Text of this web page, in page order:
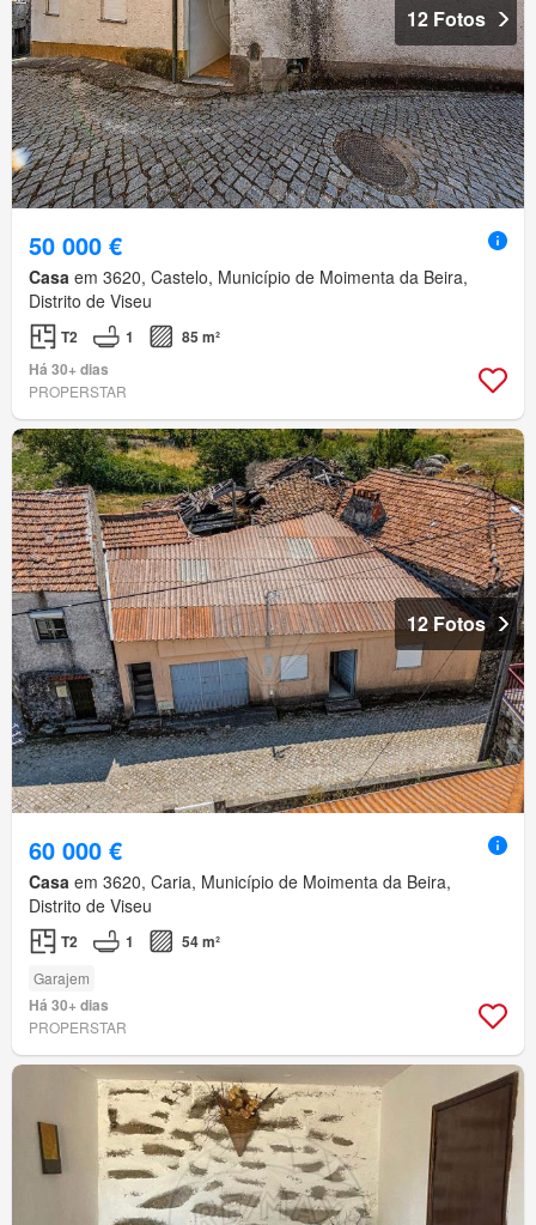
12 Fotos
50 000 €
Casa em 3620, Castelo, Município de Moimenta da Beira,
Distrito de Viseu
T2 1
85 m²
Há 30+ dias
PROPERSTAR
12 Fotos
60 000 €
Casa em 3620, Caria, Município de Moimenta da Beira,
Distrito de Viseu
T2 1 54 m²
Garajem
Há 30+ dias
PROPERSTAR